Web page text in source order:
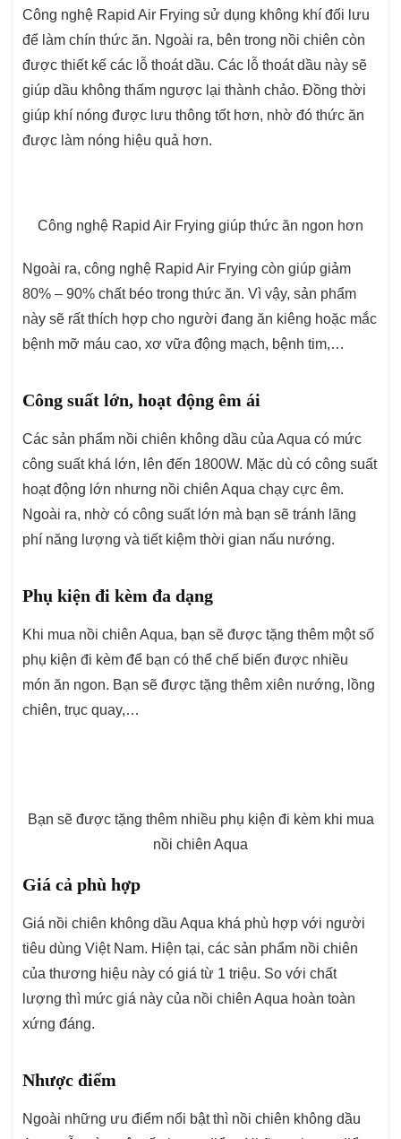
Công nghệ Rapid Air Frying sử dụng không khí đối lưu
để làm chín thức ăn. Ngoài ra, bên trong nồi chiên còn
được thiết kế các lỗ thoát dầu. Các lỗ thoát dầu này sẽ
giúp dầu không thấm ngược lại thành chảo. Đồng thời
giúp khí nóng được lưu thông tốt hơn, nhờ đó thức ăn
được làm nóng hiệu quả hơn.
Công nghệ Rapid Air Frying giúp thức ăn ngon hơn
Ngoài ra, công nghệ Rapid Air Frying còn giúp giảm
80% – 90% chất béo trong thức ăn. Vì vậy, sản phẩm
này sẽ rất thích hợp cho người đang ăn kiêng hoặc mắc
bệnh mỡ máu cao, xơ vữa động mạch, bệnh tim,…
Công suất lớn, hoạt động êm ái
Các sản phẩm nồi chiên không dầu của Aqua có mức
công suất khá lớn, lên đến 1800W. Mặc dù có công suất
hoạt động lớn nhưng nồi chiên Aqua chạy cực êm.
Ngoài ra, nhờ có công suất lớn mà bạn sẽ tránh lãng
phí năng lượng và tiết kiệm thời gian nấu nướng.
Phụ kiện đi kèm đa dạng
Khi mua nồi chiên Aqua, bạn sẽ được tặng thêm một số
phụ kiện đi kèm để bạn có thể chế biến được nhiều
món ăn ngon. Bạn sẽ được tặng thêm xiên nướng, lồng
chiên, trục quay,…
Bạn sẽ được tặng thêm nhiều phụ kiện đi kèm khi mua
nồi chiên Aqua
Giá cả phù hợp
Giá nồi chiên không dầu Aqua khá phù hợp với người
tiêu dùng Việt Nam. Hiện tại, các sản phẩm nồi chiên
của thương hiệu này có giá từ 1 triệu. So với chất
lượng thì mức giá này của nồi chiên Aqua hoàn toàn
xứng đáng.
Nhược điểm
Ngoài những ưu điểm nổi bật thì nồi chiên không dầu